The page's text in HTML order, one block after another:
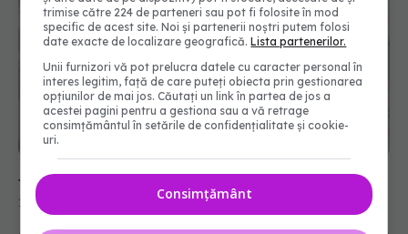
11 fructe bune dacă vrei să slăbești. Unele țin de
foame mai bine decât ai crede
17 mar 2026, 18:31
trimise către 224 de parteneri sau pot fi folosite în mod
specific de acest site. Noi și partenerii noștri putem folosi
date exacte de localizare geografică.Lista partenerilor.
Unii furnizori vă pot prelucra datele cu caracter personal în
interes legitim, față de care puteți obiecta prin gestionarea
opțiunilor de mai jos. Căutați un link în partea de jos a
acestei pagini pentru a gestiona sau a vă retrage
consimțământul în setările de confidențialitate și cookie-
uri.
Consimțământ